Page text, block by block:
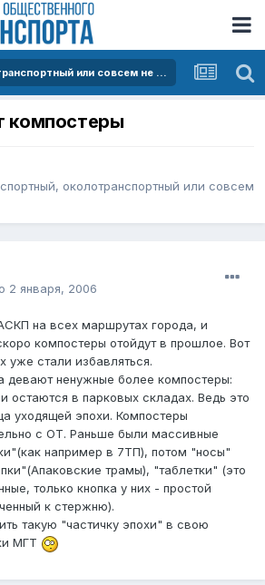
Транспортный, околотранспортный или совсем не транспортный офф
компостеры
околотранспортный или совсем
2 января, 2006
на всех маршрутах города, и
компостеры отойдут в прошлое. Вот
уже стали избавляться.
девают ненужные более компостеры:
остаются в парковых складах. Ведь это
уходящей эпохи. Компостеры
с ОТ. Раньше были массивные
например в 7ТП), потом "носы"
трамы), "таблетки" (это
только кнопка у них - простой
к стержню).
такую "частичку эпохи" в свою
МГТ